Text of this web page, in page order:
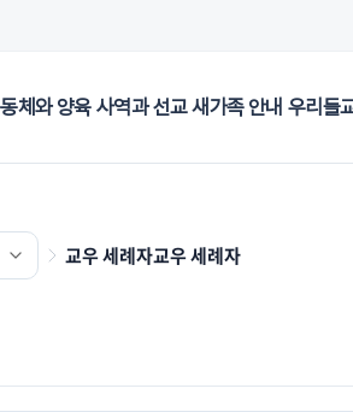
체와 양육 사역과 선교 새가족 안내 우리들
교우 세례자교우 세례자